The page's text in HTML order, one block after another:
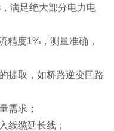
满足绝大部分电力电
精度1%，测量准确，
提取，如桥路逆变回路
需求；
线缆延长线；